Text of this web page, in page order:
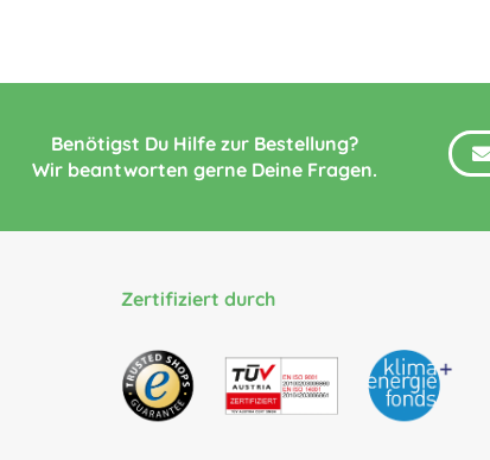
Benötigst Du Hilfe zur Bestellung?
Wir beantworten gerne Deine Fragen.
Zertifiziert durch